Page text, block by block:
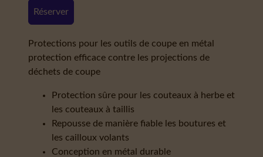
Réserver
Protections pour les outils de coupe en métal
protection efficace contre les projections de
déchets de coupe
Protection sûre pour les couteaux à herbe et
les couteaux à taillis
Repousse de manière fiable les boutures et
les cailloux volants
Conception en métal durable